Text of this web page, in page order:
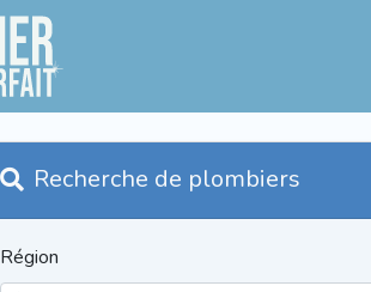
Recherche de plombiers
Région